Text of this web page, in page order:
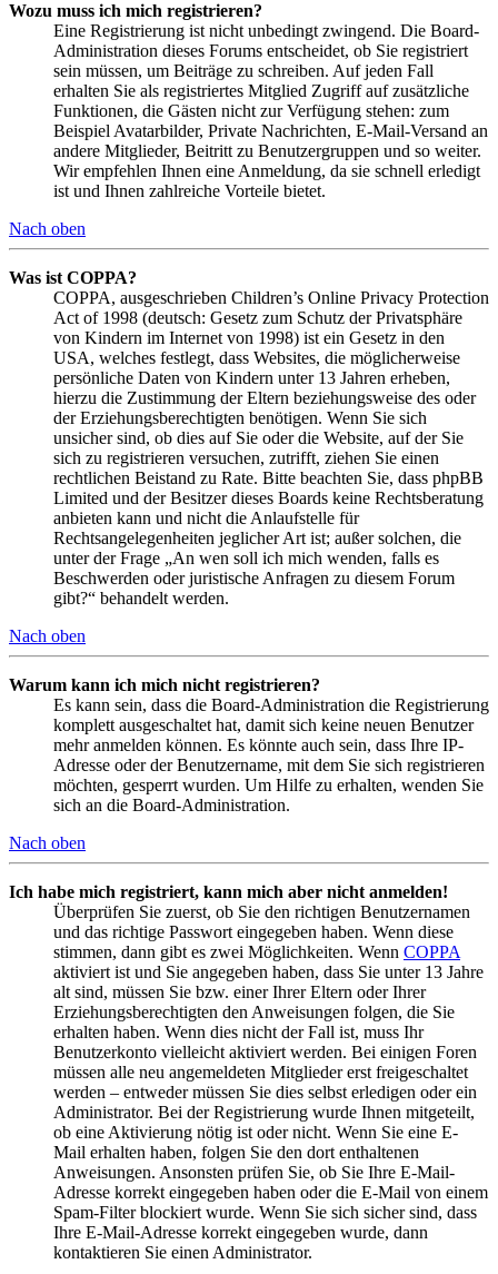
Wozu muss ich mich registrieren?
Eine Registrierung ist nicht unbedingt zwingend. Die Board-
Administration dieses Forums entscheidet, ob Sie registriert
sein müssen, um Beiträge zu schreiben. Auf jeden Fall
erhalten Sie als registriertes Mitglied Zugriff auf zusätzliche
Funktionen, die Gästen nicht zur Verfügung stehen: zum
Beispiel Avatarbilder, Private Nachrichten, E-Mail-Versand an
andere Mitglieder, Beitritt zu Benutzergruppen und so weiter.
Wir empfehlen Ihnen eine Anmeldung, da sie schnell erledigt
ist und Ihnen zahlreiche Vorteile bietet.
Nach oben
Was ist COPPA?
COPPA, ausgeschrieben Children’s Online Privacy Protection
Act of 1998 (deutsch: Gesetz zum Schutz der Privatsphäre
von Kindern im Internet von 1998) ist ein Gesetz in den
USA, welches festlegt, dass Websites, die möglicherweise
persönliche Daten von Kindern unter 13 Jahren erheben,
hierzu die Zustimmung der Eltern beziehungsweise des oder
der Erziehungsberechtigten benötigen. Wenn Sie sich
unsicher sind, ob dies auf Sie oder die Website, auf der Sie
sich zu registrieren versuchen, zutrifft, ziehen Sie einen
rechtlichen Beistand zu Rate. Bitte beachten Sie, dass phpBB
Limited und der Besitzer dieses Boards keine Rechtsberatung
anbieten kann und nicht die Anlaufstelle für
Rechtsangelegenheiten jeglicher Art ist; außer solchen, die
unter der Frage „An wen soll ich mich wenden, falls es
Beschwerden oder juristische Anfragen zu diesem Forum
gibt?“ behandelt werden.
Nach oben
Warum kann ich mich nicht registrieren?
Es kann sein, dass die Board-Administration die Registrierung
komplett ausgeschaltet hat, damit sich keine neuen Benutzer
mehr anmelden können. Es könnte auch sein, dass Ihre IP-
Adresse oder der Benutzername, mit dem Sie sich registrieren
möchten, gesperrt wurden. Um Hilfe zu erhalten, wenden Sie
sich an die Board-Administration.
Nach oben
Ich habe mich registriert, kann mich aber nicht anmelden!
Überprüfen Sie zuerst, ob Sie den richtigen Benutzernamen
und das richtige Passwort eingegeben haben. Wenn diese
stimmen, dann gibt es zwei Möglichkeiten. Wenn COPPA
aktiviert ist und Sie angegeben haben, dass Sie unter 13 Jahre
alt sind, müssen Sie bzw. einer Ihrer Eltern oder Ihrer
Erziehungsberechtigten den Anweisungen folgen, die Sie
erhalten haben. Wenn dies nicht der Fall ist, muss Ihr
Benutzerkonto vielleicht aktiviert werden. Bei einigen Foren
müssen alle neu angemeldeten Mitglieder erst freigeschaltet
werden – entweder müssen Sie dies selbst erledigen oder ein
Administrator. Bei der Registrierung wurde Ihnen mitgeteilt,
ob eine Aktivierung nötig ist oder nicht. Wenn Sie eine E-
Mail erhalten haben, folgen Sie den dort enthaltenen
Anweisungen. Ansonsten prüfen Sie, ob Sie Ihre E-Mail-
Adresse korrekt eingegeben haben oder die E-Mail von einem
Spam-Filter blockiert wurde. Wenn Sie sich sicher sind, dass
Ihre E-Mail-Adresse korrekt eingegeben wurde, dann
kontaktieren Sie einen Administrator.